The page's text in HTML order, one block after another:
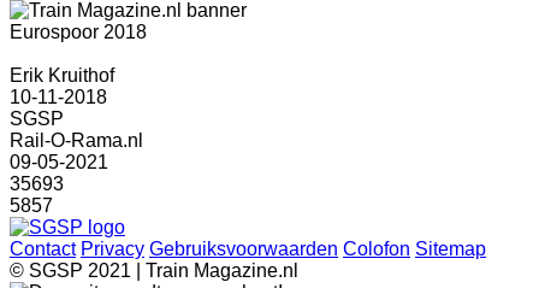
Eurospoor 2018
Erik Kruithof
10-11-2018
SGSP
Rail-O-Rama.nl
09-05-2021
35693
5857
Contact Privacy Gebruiksvoorwaarden Colofon Sitemap
© SGSP 2021 | Train Magazine.nl